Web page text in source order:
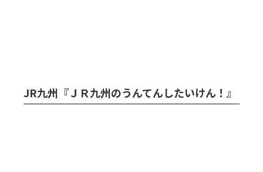
JR九州『ＪＲ九州のうんてんしたいけん！』